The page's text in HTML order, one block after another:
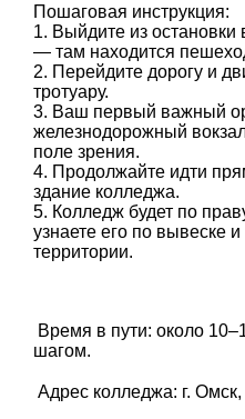
Пошаговая инструкция:
1. Выйдите из остановки
— там находится
2. Перейдите дорогу и
тротуару.
3. Ваш первый важный
железнодорожный
поле зрения.
4. Продолжайте идти
здание колледжа.
5. Колледж будет по
узнаете его по вывеске
территории.
Время в пути: около
шагом.
Адрес колледжа: г.